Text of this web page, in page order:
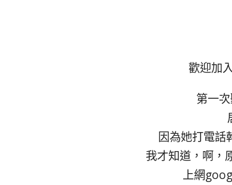
歡迎加
第一
因為她打電話
我才知道，啊，
上網